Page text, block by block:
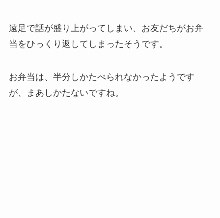
遠足で話が盛り上がってしまい、お友だちがお弁
当をひっくり返してしまったそうです。
お弁当は、半分しかたべられなかったようです
が、まあしかたないですね。